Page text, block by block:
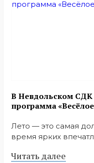
В Невдольском
программа
Лето — это самая
время ярких
Читать далее